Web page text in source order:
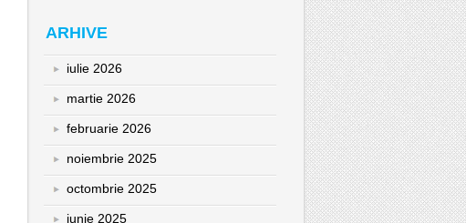
ARHIVE
iulie 2026
martie 2026
februarie 2026
noiembrie 2025
octombrie 2025
iunie 2025